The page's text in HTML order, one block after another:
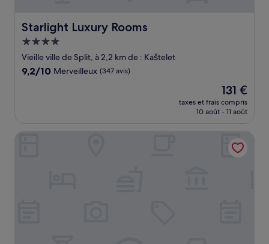
Starlight Luxury Rooms
Starlight Luxury Rooms
Hébergement
4.0 étoiles
Vieille ville de Split, à 2,2 km de : Kaštelet
9.2
9,2/10 Merveilleux (347 avis)
Le
nouveau
prix
de
131 €
131 €
taxes et frais compris
10 août - 11 août